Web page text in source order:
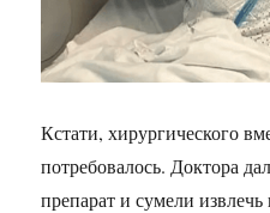
Кстати, хирургического
потребовалось. Доктора
препарат и сумели